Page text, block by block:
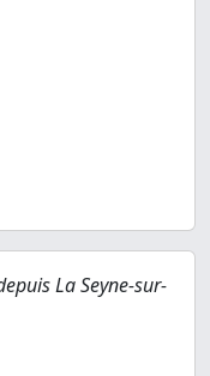
La Seyne-sur-